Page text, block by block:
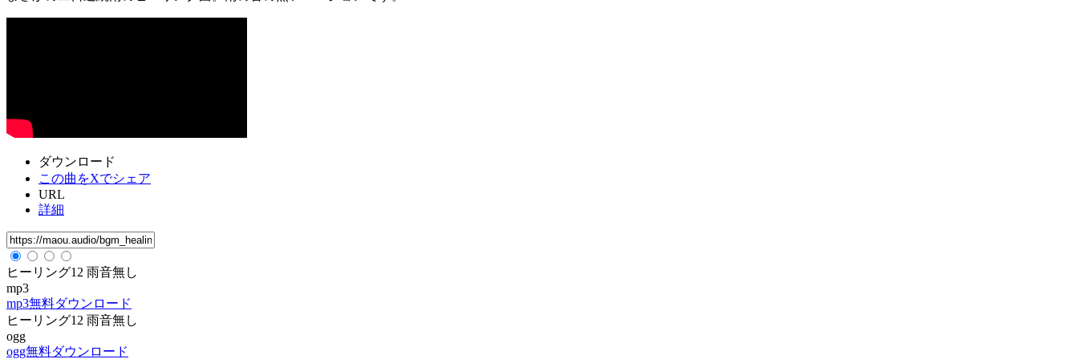
ダウンロード
この曲をXでシェア
URL
詳細
ヒーリング12 雨音無し
mp3
mp3無料ダウンロード
ヒーリング12 雨音無し
ogg
ogg無料ダウンロード